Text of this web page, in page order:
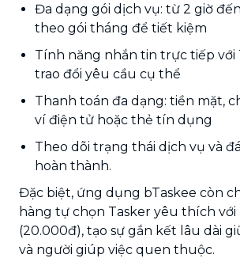
Đa dạng gói dịch vụ: từ 2 giờ
theo gói tháng để tiết kiệm
Tính năng nhắn tin trực tiếp với
trao đổi yêu cầu cụ thể
Thanh toán đa dạng: tiền mặt,
ví điện tử hoặc thẻ tín dụng
Theo dõi trạng thái dịch vụ và
hoàn thành.
Đặc biệt, ứng dụng bTaskee còn
hàng tự chọn Tasker yêu thích
(20.000đ), tạo sự gắn kết lâu dài
và người giúp việc quen thuộc.